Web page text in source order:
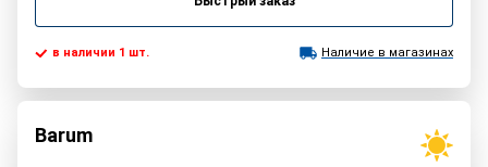
в наличии 1 шт. Наличие в магазинах
Barum